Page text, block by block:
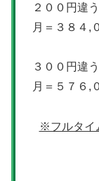
２００円違
月＝３８４,
３００円違
月＝５７６,
※フルタイ